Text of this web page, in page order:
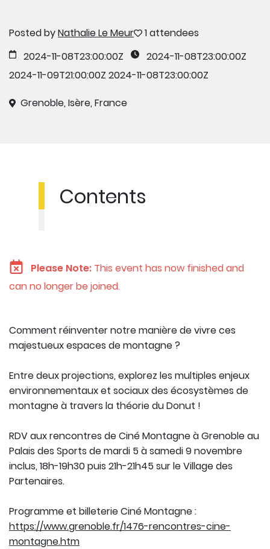
Posted byNathalie Le Meur
1 attendees
2024-11-08T23:00:00Z
2024-11-08T23:00:00Z
2024-11-09T21:00:00Z 2024-11-08T23:00:00Z
Grenoble, Isère, France
Please Note: This event has now finished and
can no longer be joined.
Comment réinventer notre manière de vivre ces
majestueux espaces de montagne ?
Entre deux projections, explorez les multiples enjeux
environnementaux et sociaux des écosystèmes de
montagne à travers la théorie du Donut !
RDV aux rencontres de Ciné Montagne à Grenoble au
Palais des Sports de mardi 5 à samedi 9 novembre
inclus, 18h-19h30 puis 21h-21h45 sur le Village des
Partenaires.
Programme et billeterie Ciné Montagne :
https://www.grenoble.fr/1476-rencontres-cine-
montagne.htm
Contents